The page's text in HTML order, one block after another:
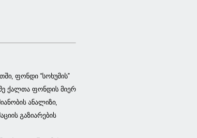
ფონდი “სოხუმის”
ქალთა ფონდის მიერ
ანალიზი,
გაზიარების